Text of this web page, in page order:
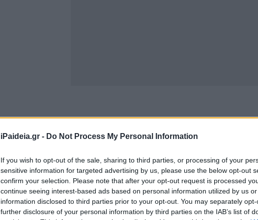
iPaideia.gr - Do Not Process My Personal Information
If you wish to opt-out of the sale, sharing to third parties, or processing of your
sensitive information for targeted advertising by us, please use the below opt-out
confirm your selection. Please note that after your opt-out request is processed
continue seeing interest-based ads based on personal information utilized by us
information disclosed to third parties prior to your opt-out. You may separately
further disclosure of your personal information by third parties on the IAB’s list of
Σε σπαζοκεφαλιά εξελίσσεται για τους υποψηφίους ο
βαθμολογίας, λίγες μέρες πριν την συμπλήρωση του
Ό σοι υποψήφιοι κυμαίνονται σε βαθμούς μεταξύ 8,2 και
αποκλεισμού από την συμπλήρωση του μηχανογραφικού
σημειώνουν ότι μαθητές ακόμα και κοντά στον βαθμό 10
Πανεπιστημίου.
Σε απόλυτους αριθμούς,όπως έχει γράψει στο παρελθόν